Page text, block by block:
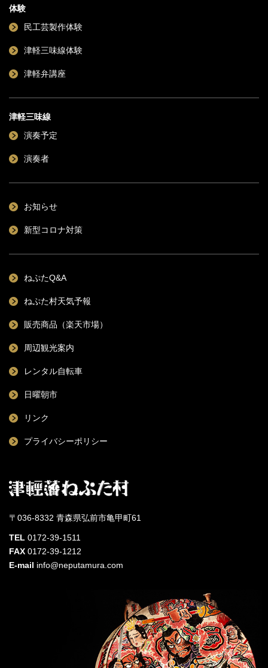
体験
民工芸製作体験
津軽三味線体験
津軽弁講座
津軽三味線
演奏予定
演奏者
お知らせ
新型コロナ対策
ねぷたQ&A
ねぷた村天気予報
販売商品（楽天市場）
周辺観光案内
レンタル自転車
日曜朝市
リンク
プライバシーポリシー
〒036-8332 青森県弘前市亀甲町61
TEL 0172-39-1511
FAX 0172-39-1212
E-mail info@neputamura.com